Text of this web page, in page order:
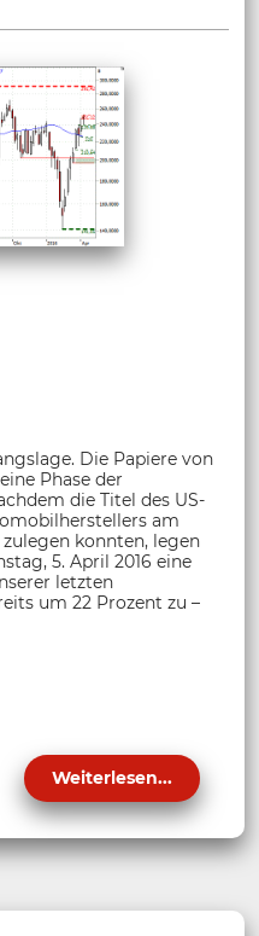
Die Papiere von
Phase der
die Titel des US-
am
konnten, legen
5. April 2016 eine
letzten
um 22 Prozent zu –
Weiterlesen...